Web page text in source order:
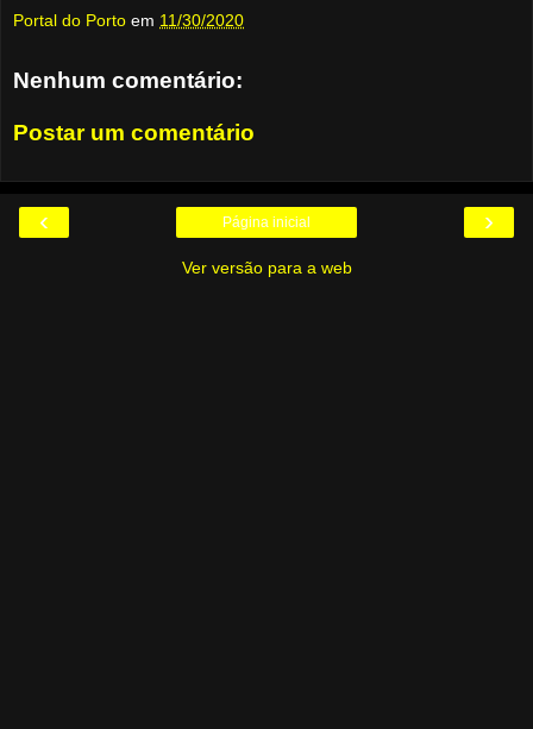
Portal do Porto em 11/30/2020
Nenhum comentário:
Postar um comentário
‹ ›
Página inicial
Ver versão para a web